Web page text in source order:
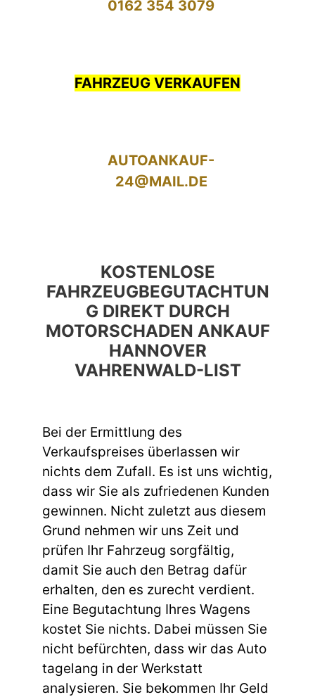
0162 354 3079
FAHRZEUG VERKAUFEN
AUTOANKAUF-
24@MAIL.DE
KOSTENLOSE
FAHRZEUGBEGUTACHTUN
G DIREKT DURCH
MOTORSCHADEN ANKAUF
HANNOVER
VAHRENWALD-LIST
Bei der Ermittlung des
Verkaufspreises überlassen wir
nichts dem Zufall. Es ist uns wichtig,
dass wir Sie als zufriedenen Kunden
gewinnen. Nicht zuletzt aus diesem
Grund nehmen wir uns Zeit und
prüfen Ihr Fahrzeug sorgfältig,
damit Sie auch den Betrag dafür
erhalten, den es zurecht verdient.
Eine Begutachtung Ihres Wagens
kostet Sie nichts. Dabei müssen Sie
nicht befürchten, dass wir das Auto
tagelang in der Werkstatt
analysieren. Sie bekommen Ihr Geld